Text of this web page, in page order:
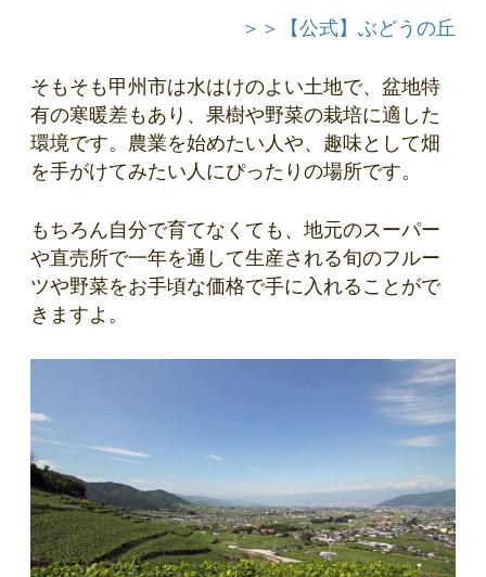
＞＞【公式】ぶどうの丘
そもそも甲州市は水はけのよい土地で、盆地特
有の寒暖差もあり、果樹や野菜の栽培に適した
環境です。農業を始めたい人や、趣味として畑
を手がけてみたい人にぴったりの場所です。
もちろん自分で育てなくても、地元のスーパー
や直売所で一年を通して生産される旬のフルー
ツや野菜をお手頃な価格で手に入れることがで
きますよ。